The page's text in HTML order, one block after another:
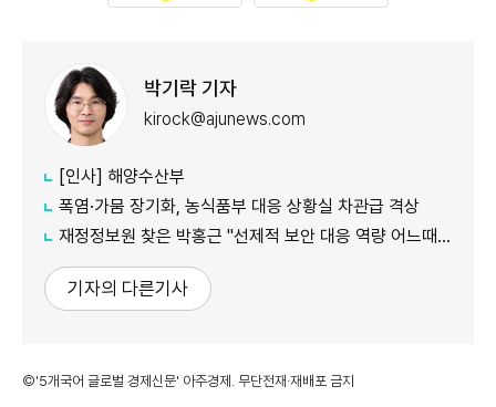
박기락 기자
kirock@ajunews.com
[인사] 해양수산부
폭염·가뭄 장기화, 농식품부 대응 상황실 차관급 격상
재정정보원 찾은 박홍근 "선제적 보안 대응 역량 어느때보다 중요"
기자의 다른기사
©'5개국어 글로벌 경제신문' 아주경제. 무단전재·재배포 금지